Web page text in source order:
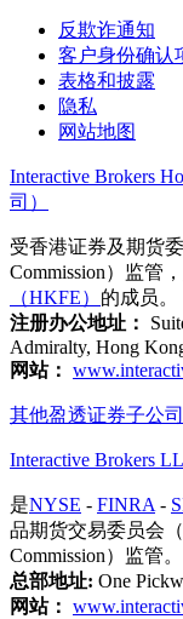
反欺诈通知
客户身份确认
表格和披露
隐私
网站地图
Interactive Brokers
司）
受香港证券及期货委
Commission）监管
（HKFE） 的成员。
注册办公地址：
Admiralty, Hong
网站：
其他盈透证券子公
Interactive Brokers
是NYSE - FINRA -
品期货交易委员会（
Commission）监管。
总部地址: One
网站：